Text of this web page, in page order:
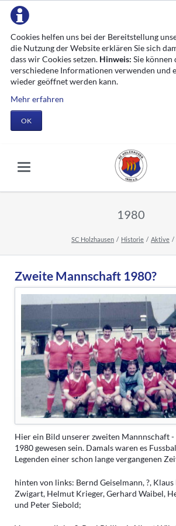
Cookies helfen uns bei der Bereitstellung
die Nutzung der Website erklären Sie sich
dass wir Cookies setzen. Hinweis: Sie können
verschiedene Informationen verwenden und
wieder geöffnet werden kann.
Mehr erfahren
OK
1980
SC Holzhausen Historie Aktive
Zweite Mannschaft 1980?
Hier ein Bild unserer zweiten Mannnschaft -
1980 gewesen sein. Damals waren es
Legenden einer schon lange vergangenen
hinten von links: Bernd Geiselmann, ?, Klaus
Zwigart, Helmut Krieger, Gerhard Waibel,
und Peter Siebold;